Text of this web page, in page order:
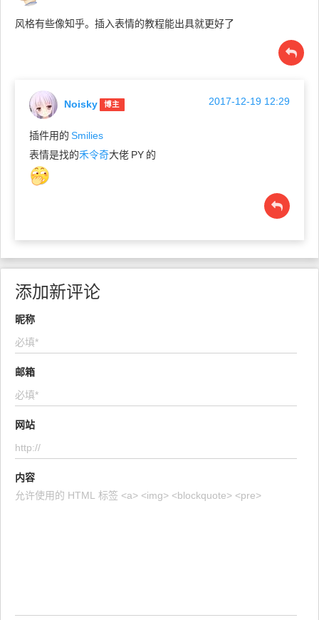
风格有些像知乎。插入表情的教程能出具就更好了
Noisky 博主 2017-12-19 12:29
插件用的 Smilies
表情是找的禾令奇大佬 PY 的
添加新评论
昵称
邮箱
网站
内容